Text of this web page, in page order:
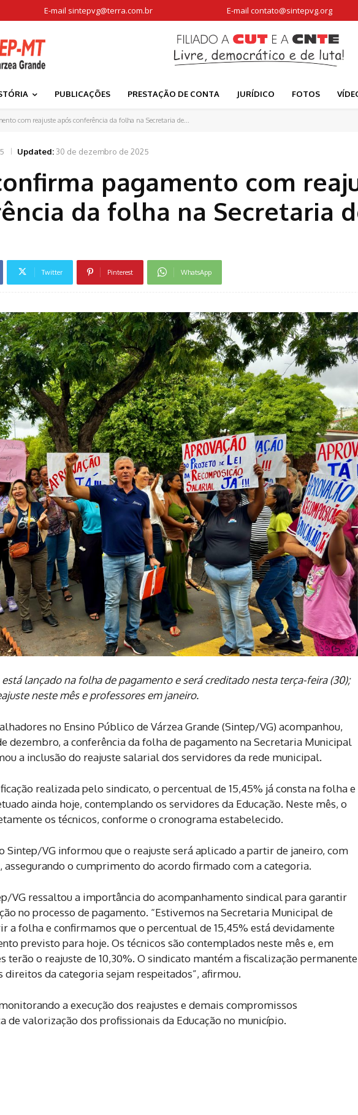
E-mail sintepvg@terra.com.br E-mail contato@sintepvg.org
PUBLICAÇÕES PRESTAÇÃO DE CONTA JURÍDICO FOTOS
com reajuste após conferência da folha na Secretaria de...
Updated: 30 de dezembro de 2025
pagamento com
da folha na Secretaria
Twitter Pinterest WhatsApp
lançado na folha de pagamento e será creditado nesta terça-feira (30);
neste mês e professores em janeiro.
no Ensino Público de Várzea Grande (Sintep/VG) acompanhou,
dezembro, a conferência da folha de pagamento na Secretaria Municipal
a inclusão do reajuste salarial dos servidores da rede municipal.
realizada pelo sindicato, o percentual de 15,45% já consta na folha e
ainda hoje, contemplando os servidores da Educação. Neste mês, o
os técnicos, conforme o cronograma estabelecido.
Sintep/VG informou que o reajuste será aplicado a partir de janeiro, com
assegurando o cumprimento do acordo firmado com a categoria.
VG ressaltou a importância do acompanhamento sindical para garantir
no processo de pagamento. “Estivemos na Secretaria Municipal de
a folha e confirmamos que o percentual de 15,45% está devidamente
previsto para hoje. Os técnicos são contemplados neste mês e, em
terão o reajuste de 10,30%. O sindicato mantém a fiscalização permanente
direitos da categoria sejam respeitados”, afirmou.
a execução dos reajustes e demais compromissos
de valorização dos profissionais da Educação no município.